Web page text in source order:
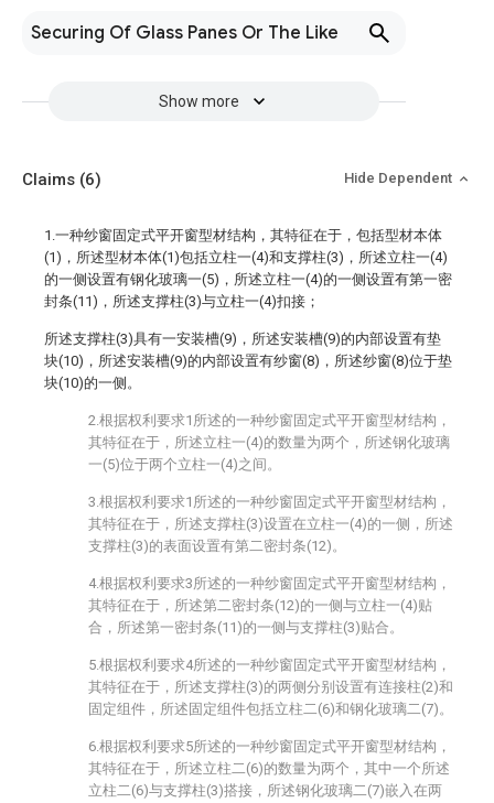
Securing Of Glass Panes Or The Like
Show more
Claims (6) Hide Dependent
1.一种纱窗固定式平开窗型材结构，其特征在于，包括型材本体
(1)，所述型材本体(1)包括立柱一(4)和支撑柱(3)，所述立柱一(4)
的一侧设置有钢化玻璃一(5)，所述立柱一(4)的一侧设置有第一密
封条(11)，所述支撑柱(3)与立柱一(4)扣接；
所述支撑柱(3)具有一安装槽(9)，所述安装槽(9)的内部设置有垫
块(10)，所述安装槽(9)的内部设置有纱窗(8)，所述纱窗(8)位于垫
块(10)的一侧。
2.根据权利要求1所述的一种纱窗固定式平开窗型材结构，
其特征在于，所述立柱一(4)的数量为两个，所述钢化玻璃
一(5)位于两个立柱一(4)之间。
3.根据权利要求1所述的一种纱窗固定式平开窗型材结构，
其特征在于，所述支撑柱(3)设置在立柱一(4)的一侧，所述
支撑柱(3)的表面设置有第二密封条(12)。
4.根据权利要求3所述的一种纱窗固定式平开窗型材结构，
其特征在于，所述第二密封条(12)的一侧与立柱一(4)贴
合，所述第一密封条(11)的一侧与支撑柱(3)贴合。
5.根据权利要求4所述的一种纱窗固定式平开窗型材结构，
其特征在于，所述支撑柱(3)的两侧分别设置有连接柱(2)和
固定组件，所述固定组件包括立柱二(6)和钢化玻璃二(7)。
6.根据权利要求5所述的一种纱窗固定式平开窗型材结构，
其特征在于，所述立柱二(6)的数量为两个，其中一个所述
立柱二(6)与支撑柱(3)搭接，所述钢化玻璃二(7)嵌入在两